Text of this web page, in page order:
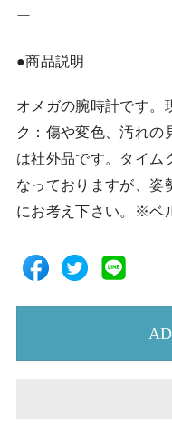
ー
●商品説明
オメガの腕時計です。
ク：傷や変色、汚れの
は社外品です。タイム
なっておりますが、姿
にお考え下さい。※ベ